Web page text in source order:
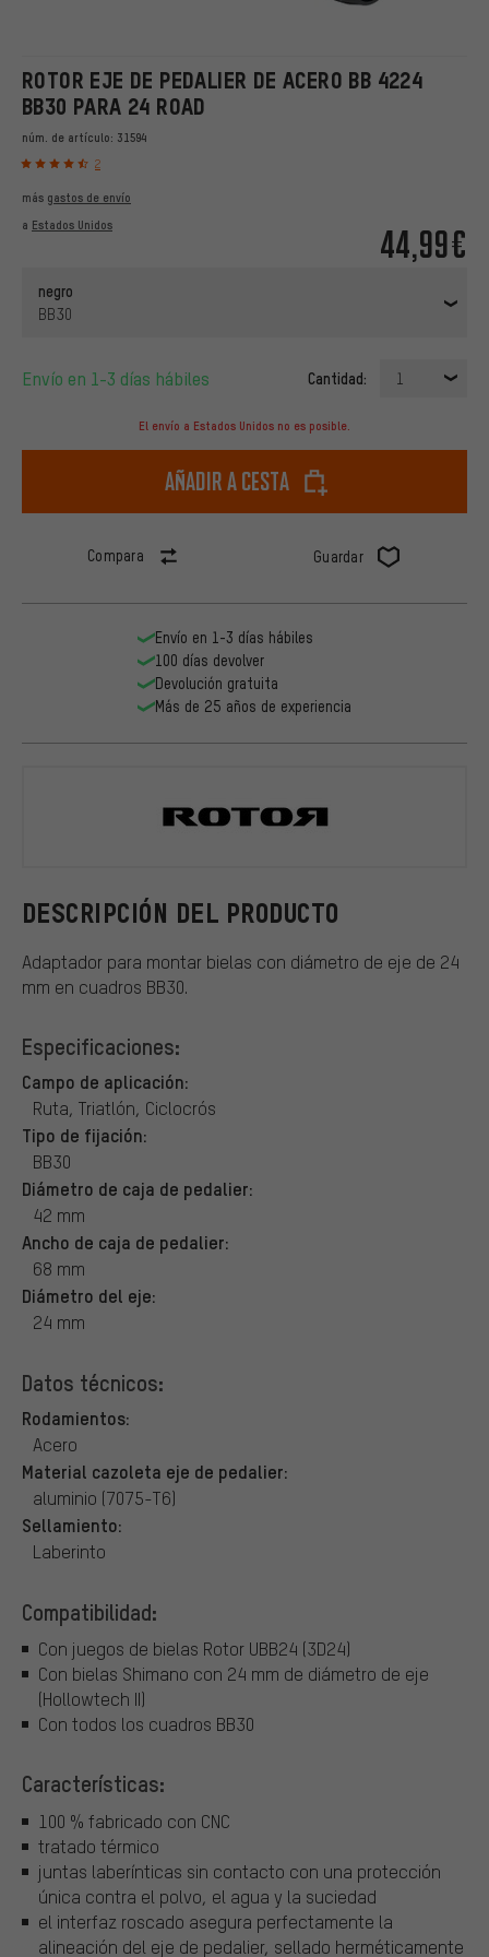
ROTOR EJE DE PEDALIER DE ACERO BB 4224
BB30 PARA 24 ROAD
núm. de artículo: 31594
2
44,99€
más gastos de envío
a Estados Unidos
negro
BB30
Envío en 1-3 días hábiles Cantidad: 1
El envío a Estados Unidos no es posible.
Añadir a cesta
Compara Guardar
DESCRIPCIÓN DEL PRODUCTO
Adaptador para montar bielas con diámetro de eje de 24
mm en cuadros BB30.
Especificaciones:
Campo de aplicación:
Ruta, Triatlón, Ciclocrós
Tipo de fijación:
BB30
Diámetro de caja de pedalier:
42 mm
Ancho de caja de pedalier:
68 mm
Diámetro del eje:
24 mm
Datos técnicos:
Rodamientos:
Acero
Material cazoleta eje de pedalier:
aluminio (7075-T6)
Sellamiento:
Laberinto
Compatibilidad:
Con juegos de bielas Rotor UBB24 (3D24)
Con bielas Shimano con 24 mm de diámetro de eje
(Hollowtech II)
Con todos los cuadros BB30
Características:
100 % fabricado con CNC
tratado térmico
juntas laberínticas sin contacto con una protección
única contra el polvo, el agua y la suciedad
el interfaz roscado asegura perfectamente la
alineación del eje de pedalier, sellado herméticamente
Envío en 1-3 días hábiles
100 días devolver
Devolución gratuita
Más de 25 años de experiencia